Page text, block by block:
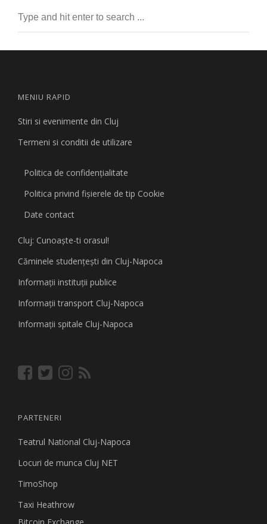
MENIU RAPID
Stiri si evenimente din Cluj
Termeni si conditii de utilizare
Politica de confidențialitate
Politica privind fişierele de tip Cookie
Date contact
Cluj: Cunoaşte-ti orasul!
Căminele studenţeşti din Cluj-Napoca
Informaţii instituţii publice
Informaţii transport Cluj-Napoca
Informaţii spitale Cluj-Napoca
PARTENERI
Teatrul National Cluj-Napoca
Locuri de munca Cluj NET
TimoShop
Taxi Heathrow